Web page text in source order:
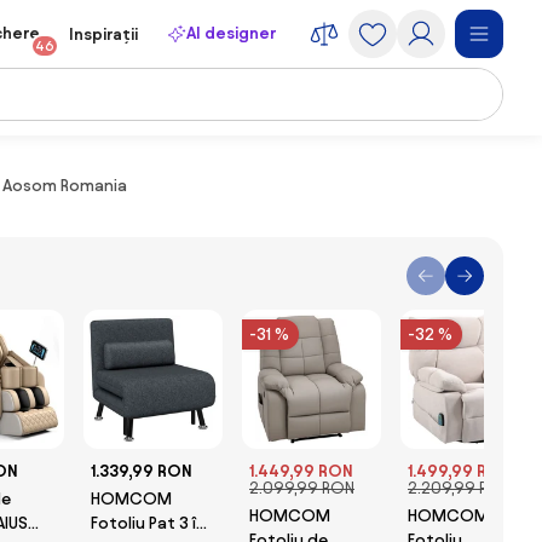
46
Inspirații AI designer
Romania
1.339,99 RON
HOMCOM
Fotoliu Pat 3 în 1
-31 %
1.449,99 RON
2.099,99 RON
HOMCOM
-32 %
1.499,99 RON
2.209,99 RON
HOMCOM